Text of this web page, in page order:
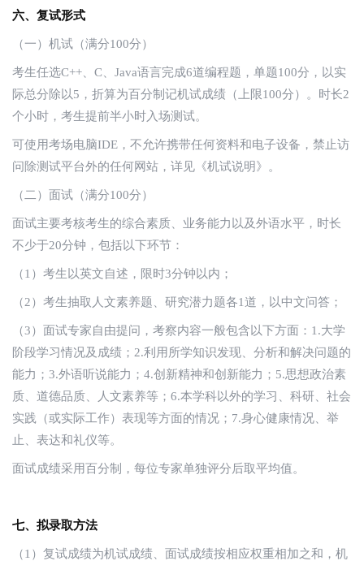
六、复试形式
（一）机试（满分100分）
考生任选C++、C、Java语言完成6道编程题，单题100分，以实
际总分除以5，折算为百分制记机试成绩（上限100分）。时长2
个小时，考生提前半小时入场测试。
可使用考场电脑IDE，不允许携带任何资料和电子设备，禁止访
问除测试平台外的任何网站，详见《机试说明》。
（二）面试（满分100分）
面试主要考核考生的综合素质、业务能力以及外语水平，时长
不少于20分钟，包括以下环节：
（1）考生以英文自述，限时3分钟以内；
（2）考生抽取人文素养题、研究潜力题各1道，以中文问答；
（3）面试专家自由提问，考察内容一般包含以下方面：1.大学
阶段学习情况及成绩；2.利用所学知识发现、分析和解决问题的
能力；3.外语听说能力；4.创新精神和创新能力；5.思想政治素
质、道德品质、人文素养等；6.本学科以外的学习、科研、社会
实践（或实际工作）表现等方面的情况；7.身心健康情况、举
止、表达和礼仪等。
面试成绩采用百分制，每位专家单独评分后取平均值。
七、拟录取方法
（1）复试成绩为机试成绩、面试成绩按相应权重相加之和，机